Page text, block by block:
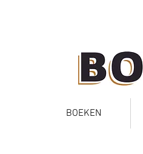
BOEKEN